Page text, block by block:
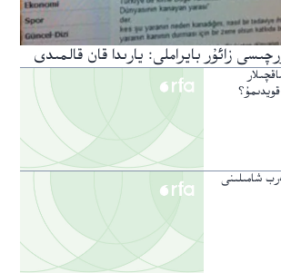
زائۇر بايراملى: يارىدا قان قالمىدى
شامىلىنى